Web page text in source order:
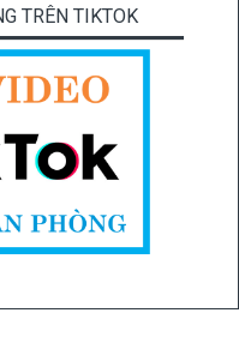
TRÊN TIKTOK